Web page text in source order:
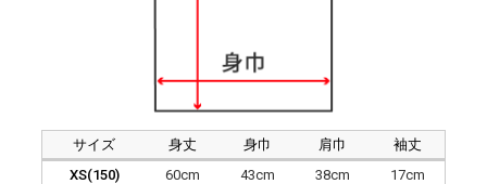
サイズ 身丈 身巾 肩巾
袖丈
XS(150)
60cm 43cm 38cm
17cm